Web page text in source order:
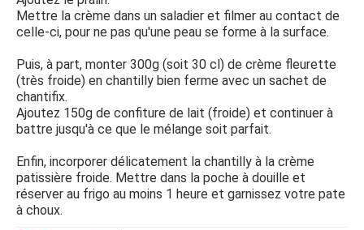
Mettre la crème dans un saladier et filmer au contact de
celle-ci, pour ne pas qu'une peau se forme à la surface.
Puis, à part, monter 300g (soit 30 cl) de crème fleurette
(très froide) en chantilly bien ferme avec un sachet de
chantifix.
Ajoutez 150g de confiture de lait (froide) et continuer à
battre jusqu'à ce que le mélange soit parfait.
Enfin, incorporer délicatement la chantilly à la crème
patissière froide. Mettre dans la poche à douille et
réserver au frigo au moins 1 heure et garnissez votre pate
à choux.